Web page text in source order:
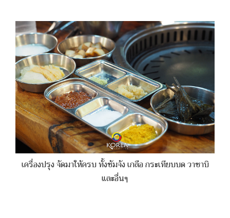
เครื่องปรุง จัดมาให้ครบ ทั้งซัมจัง เกลือ กระเทียบบด วาซาบิ
และอื่นๆ